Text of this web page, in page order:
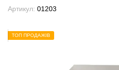
Артикул: 01203
ТОП ПРОДАЖІВ